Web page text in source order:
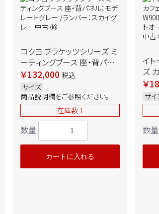
コクヨ ブラケッツシリーズ ミ
ーティングブース 座・背パネ
ル：モデレートグレー /ランバ
ー：スカイグレー 中古 ➉
￥132,000 税込
サイズ
商品説明欄をご参照ください。
在庫数 1
数量
カートに入れる
イト
ズ
ホワ
￥
サイ
数量